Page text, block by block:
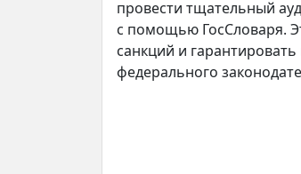
провести тщательный
с помощью ГосСловаря.
санкций и
федерального